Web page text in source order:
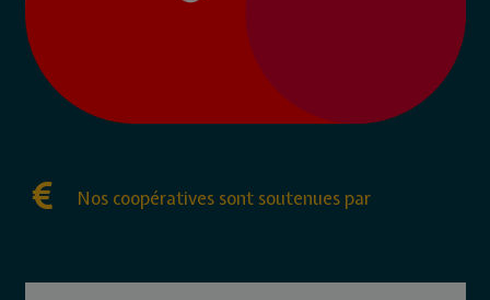
Nos coopératives sont soutenues par